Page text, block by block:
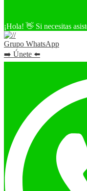
¡Hola! 👋 Si necesitas
Grupo WhatsApp
➡️ Únete ⬅️